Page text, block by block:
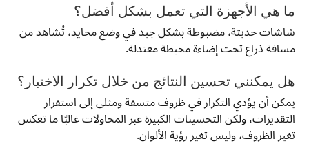
ما هي الأجهزة التي تعمل بشكل أفضل؟
شاشات حديثة، مضبوطة بشكل جيد في وضع محايد، تُشاهد من
مسافة ذراع تحت إضاءة محيطة معتدلة.
هل يمكنني تحسين النتائج من خلال تكرار الاختبار؟
يمكن أن يؤدي التكرار في ظروف متسقة ومثلى إلى استقرار
التقديرات، ولكن التحسينات الكبيرة عبر المحاولات غالبًا ما تعكس
تغير الظروف، وليس تغير رؤية الألوان.